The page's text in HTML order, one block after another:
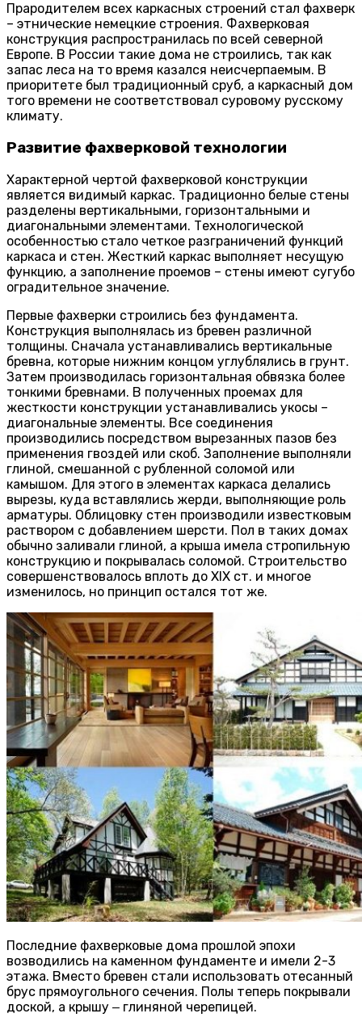
Прародителем всех каркасных строений стал фахверк
– этнические немецкие строения. Фахверковая
конструкция распространилась по всей северной
Европе. В России такие дома не строились, так как
запас леса на то время казался неисчерпаемым. В
приоритете был традиционный сруб, а каркасный дом
того времени не соответствовал суровому русскому
климату.
Развитие фахверковой технологии
Характерной чертой фахверковой конструкции
является видимый каркас. Традиционно белые стены
разделены вертикальными, горизонтальными и
диагональными элементами. Технологической
особенностью стало четкое разграничений функций
каркаса и стен. Жесткий каркас выполняет несущую
функцию, а заполнение проемов – стены имеют сугубо
оградительное значение.
Первые фахверки строились без фундамента.
Конструкция выполнялась из бревен различной
толщины. Сначала устанавливались вертикальные
бревна, которые нижним концом углублялись в грунт.
Затем производилась горизонтальная обвязка более
тонкими бревнами. В полученных проемах для
жесткости конструкции устанавливались укосы –
диагональные элементы. Все соединения
производились посредством вырезанных пазов без
применения гвоздей или скоб. Заполнение выполняли
глиной, смешанной с рубленной соломой или
камышом. Для этого в элементах каркаса делались
вырезы, куда вставлялись жерди, выполняющие роль
арматуры. Облицовку стен производили известковым
раствором с добавлением шерсти. Пол в таких домах
обычно заливали глиной, а крыша имела стропильную
конструкцию и покрывалась соломой. Строительство
совершенствовалось вплоть до XIX ст. и многое
изменилось, но принцип остался тот же.
Последние фахверковые дома прошлой эпохи
возводились на каменном фундаменте и имели 2-3
этажа. Вместо бревен стали использовать отесанный
брус прямоугольного сечения. Полы теперь покрывали
доской, а крышу ‒ глиняной черепицей.